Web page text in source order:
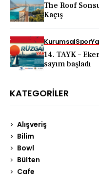
The Roof
Kaçış
KurumsalSpor
14. TAYK –
sayım başladı
KATEGORILER
Alışveriş
Bilim
Bowl
Bülten
Cafe